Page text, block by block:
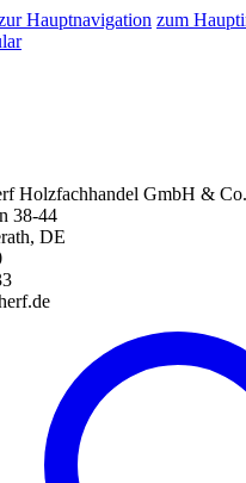
Hauptnavigation zum
Holzfachhandel GmbH &
38-44
DE